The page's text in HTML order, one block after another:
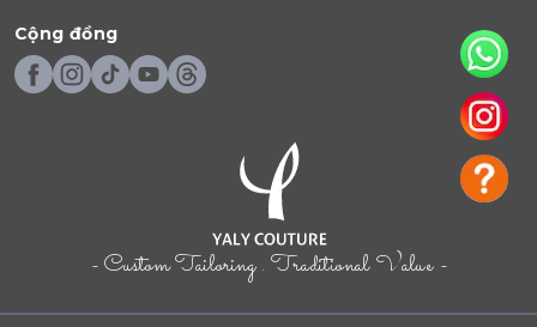
- Custom Tailoring . Traditional Value -
Cộng đồng